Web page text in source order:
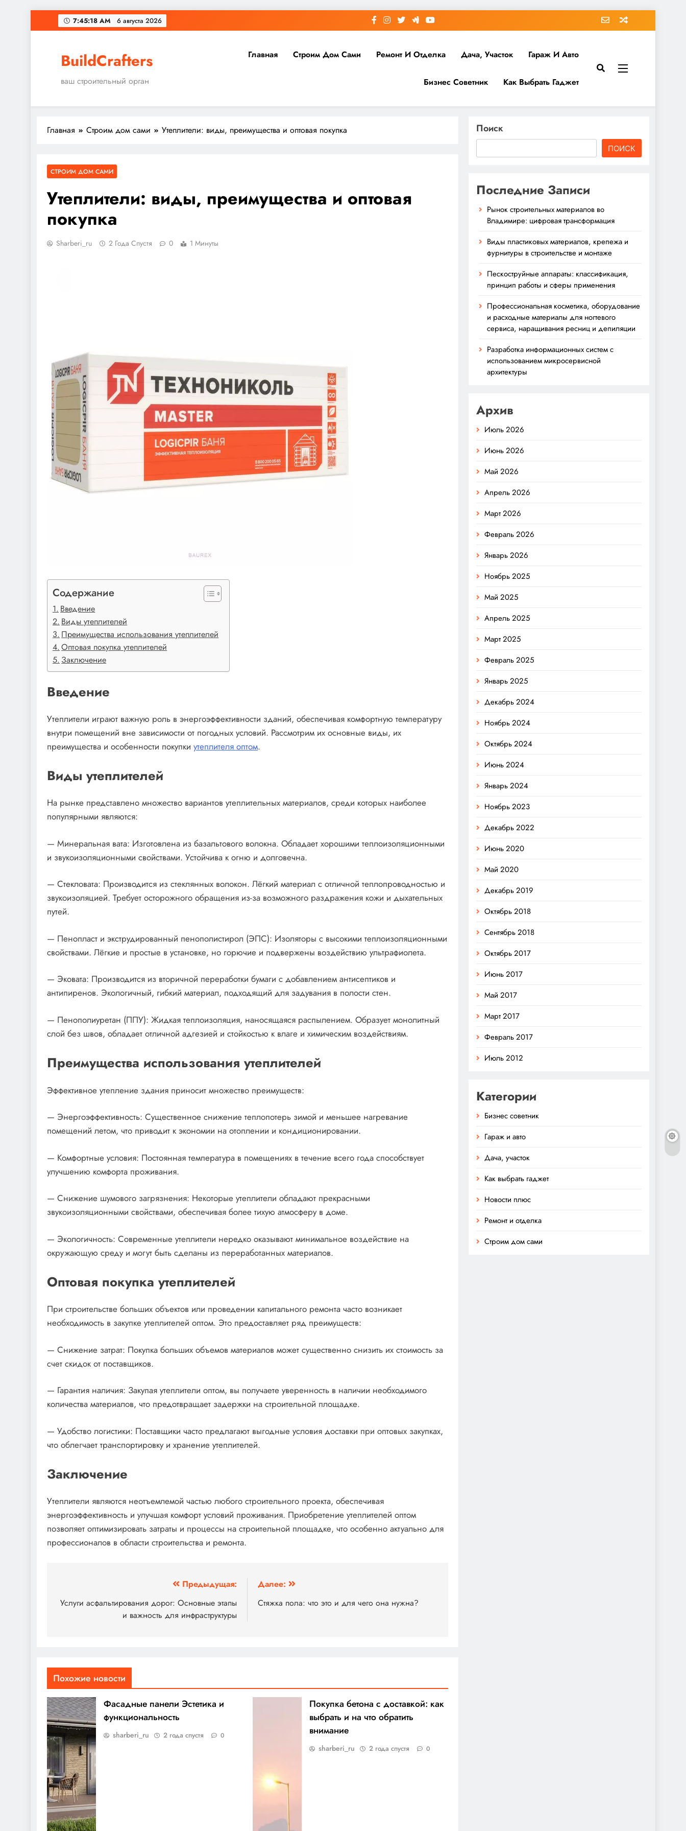
Перейти
к
7:45:19 AM 6 августа 2026
BuildCrafters
ваш строительный орган
Главная Строим Дом Сами Ремонт И Отделка Дача, Участок Гараж И Авто
Бизнес Советник Как Выбрать Гаджет
Главная Строим дом сами Утеплители: виды, преимущества и оптовая покупка
СТРОИМ ДОМ САМИ
Утеплители: виды, преимущества и оптовая
покупка
Sharberi_ru 2 Года Спустя 0 1 Минуты
Содержание
Введение
Виды утеплителей
Преимущества использования утеплителей
Оптовая покупка утеплителей
Заключение
Введение
Утеплители играют важную роль в энергоэффективности зданий, обеспечивая комфортную температуру
внутри помещений вне зависимости от погодных условий. Рассмотрим их основные виды, их
преимущества и особенности покупки утеплителя оптом.
Виды утеплителей
На рынке представлено множество вариантов утеплительных материалов, среди которых наиболее
популярными являются:
— Минеральная вата: Изготовлена из базальтового волокна. Обладает хорошими теплоизоляционными
и звукоизоляционными свойствами. Устойчива к огню и долговечна.
— Стекловата: Производится из стеклянных волокон. Лёгкий материал с отличной теплопроводностью и
звукоизоляцией. Требует осторожного обращения из-за возможного раздражения кожи и дыхательных
путей.
— Пенопласт и экструдированный пенополистирол (ЭПС): Изоляторы с высокими теплоизоляционными
свойствами. Лёгкие и простые в установке, но горючие и подвержены воздействию ультрафиолета.
— Эковата: Производится из вторичной переработки бумаги с добавлением антисептиков и
антипиренов. Экологичный, гибкий материал, подходящий для задувания в полости стен.
— Пенополиуретан (ППУ): Жидкая теплоизоляция, наносящаяся распылением. Образует монолитный
слой без швов, обладает отличной адгезией и стойкостью к влаге и химическим воздействиям.
Преимущества использования утеплителей
Эффективное утепление здания приносит множество преимуществ:
— Энергоэффективность: Существенное снижение теплопотерь зимой и меньшее нагревание
помещений летом, что приводит к экономии на отоплении и кондиционировании.
— Комфортные условия: Постоянная температура в помещениях в течение всего года способствует
улучшению комфорта проживания.
— Снижение шумового загрязнения: Некоторые утеплители обладают прекрасными
звукоизоляционными свойствами, обеспечивая более тихую атмосферу в доме.
— Экологичность: Современные утеплители нередко оказывают минимальное воздействие на
окружающую среду и могут быть сделаны из переработанных материалов.
Оптовая покупка утеплителей
При строительстве больших объектов или проведении капитального ремонта часто возникает
необходимость в закупке утеплителей оптом. Это предоставляет ряд преимуществ:
— Снижение затрат: Покупка больших объемов материалов может существенно снизить их стоимость за
счет скидок от поставщиков.
— Гарантия наличия: Закупая утеплители оптом, вы получаете уверенность в наличии необходимого
количества материалов, что предотвращает задержки на строительной площадке.
— Удобство логистики: Поставщики часто предлагают выгодные условия доставки при оптовых закупках,
что облегчает транспортировку и хранение утеплителей.
Заключение
Утеплители являются неотъемлемой частью любого строительного проекта, обеспечивая
энергоэффективность и улучшая комфорт условий проживания. Приобретение утеплителей оптом
позволяет оптимизировать затраты и процессы на строительной площадке, что особенно актуально для
профессионалов в области строительства и ремонта.
по
Предыдущая:
Услуги асфальтирования дорог: Основные этапы
и важность для инфраструктуры
Далее:
Стяжка пола: что это и для чего она нужна?
Похожие новости
Фасадные панели Эстетика и
функциональность
sharberi_ru 2 года спустя 0
Покупка бетона с доставкой: как
выбрать и на что обратить
внимание
sharberi_ru 2 года спустя 0
Поиск
ПОИСК
Последние Записи
Рынок строительных материалов во
Владимире: цифровая трансформация
Виды пластиковых материалов, крепежа и
фурнитуры в строительстве и монтаже
Пескоструйные аппараты: классификация,
принцип работы и сферы применения
Профессиональная косметика, оборудование
и расходные материалы для ногтевого
сервиса, наращивания ресниц и депиляции
Разработка информационных систем с
использованием микросервисной
архитектуры
Архив
Июль 2026
Июнь 2026
Май 2026
Апрель 2026
Март 2026
Февраль 2026
Январь 2026
Ноябрь 2025
Май 2025
Апрель 2025
Март 2025
Февраль 2025
Январь 2025
Декабрь 2024
Ноябрь 2024
Октябрь 2024
Июнь 2024
Январь 2024
Ноябрь 2023
Декабрь 2022
Июнь 2020
Май 2020
Декабрь 2019
Октябрь 2018
Сентябрь 2018
Октябрь 2017
Июнь 2017
Май 2017
Март 2017
Февраль 2017
Июль 2012
Категории
Бизнес советник
Гараж и авто
Дача, участок
Как выбрать гаджет
Новости плюс
Ремонт и отделка
Строим дом сами